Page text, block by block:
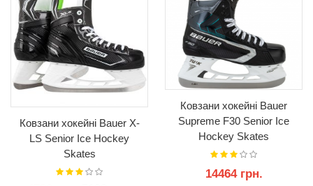
Ковзани хокейні Bauer X-
LS Senior Ice Hockey
Skates
Ковзани хокейні Bauer
Supreme F30 Senior Ice
Hockey Skates
14464 грн.